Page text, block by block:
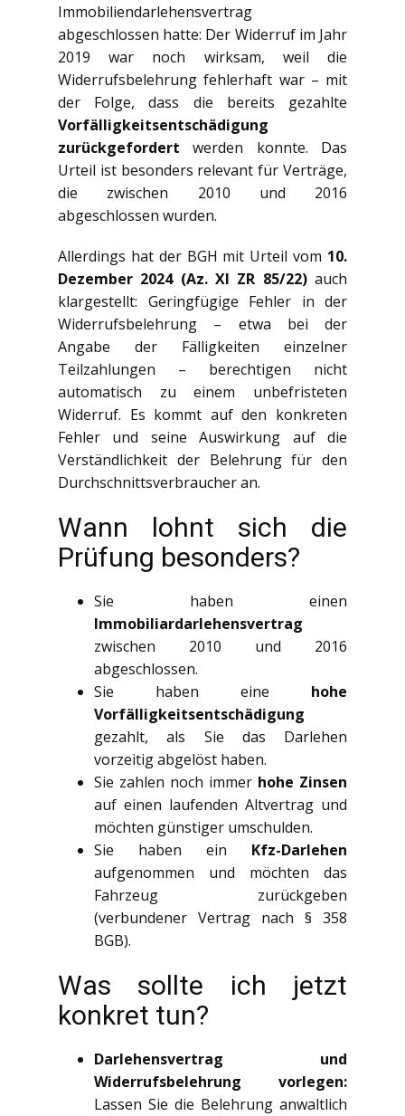
Immobiliendarlehensvertrag
abgeschlossen hatte: Der Widerruf im Jahr
2019 war noch wirksam, weil die
Widerrufsbelehrung fehlerhaft war – mit
der Folge, dass die bereits gezahlte
Vorfälligkeitsentschädigung
zurückgefordert werden konnte. Das
Urteil ist besonders relevant für Verträge,
die zwischen 2010 und 2016
abgeschlossen wurden.
Allerdings hat der BGH mit Urteil vom 10.
Dezember 2024 (Az. XI ZR 85/22)auch
klargestellt: Geringfügige Fehler in der
Widerrufsbelehrung – etwa bei der
Angabe der Fälligkeiten einzelner
Teilzahlungen – berechtigen nicht
automatisch zu einem unbefristeten
Widerruf. Es kommt auf den konkreten
Fehler und seine Auswirkung auf die
Verständlichkeit der Belehrung für den
Durchschnittsverbraucher an.
Wann lohnt sich die
Prüfung besonders?
Sie haben einen
Immobiliardarlehensvertrag
zwischen 2010 und 2016
abgeschlossen.
Sie haben eine hohe
Vorfälligkeitsentschädigung
gezahlt, als Sie das Darlehen
vorzeitig abgelöst haben.
Sie zahlen noch immer hohe Zinsen
auf einen laufenden Altvertrag und
möchten günstiger umschulden.
Sie haben ein Kfz-Darlehen
aufgenommen und möchten das
Fahrzeug zurückgeben
(verbundener Vertrag nach § 358
BGB).
Was sollte ich jetzt
konkret tun?
Darlehensvertrag und
Widerrufsbelehrung vorlegen:
Lassen Sie die Belehrung anwaltlich